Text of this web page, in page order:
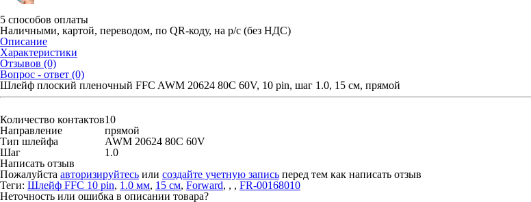
5 способов оплаты
Наличными, картой, переводом, по QR-коду, на р/с (без НДС)
Описание
Характеристики
Отзывов (0)
Вопрос - ответ (0)
Шлейф плоский пленочный FFC AWM 20624 80C 60V, 10 pin, шаг 1.0, 15 см, прямой
Количество контактов10
Направление
прямой
Тип шлейфа
AWM 20624 80C 60V
Шаг
1.0
Написать отзыв
Пожалуйста авторизируйтесь или создайте учетную запись перед тем как написать отзыв
Теги: Шлейф FFC 10 pin, 1.0 мм, 15 см, Forward, , , FR-00168010
Неточность или ошибка в описании товара?